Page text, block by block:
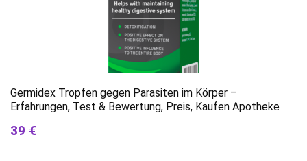
Germidex Tropfen gegen Parasiten im Körper –
Erfahrungen, Test & Bewertung, Preis, Kaufen Apotheke
39 €